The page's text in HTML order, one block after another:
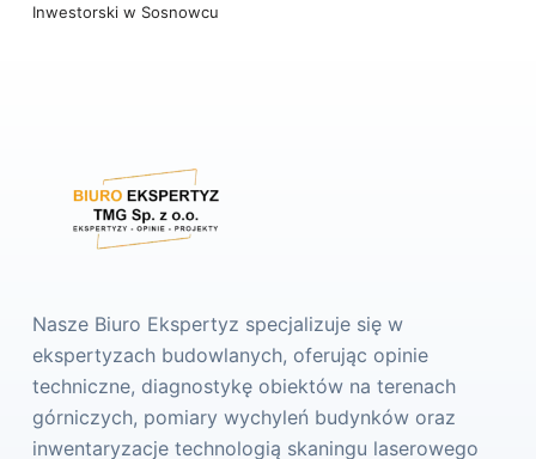
Inwestorski w Sosnowcu
Nasze Biuro Ekspertyz specjalizuje się w
ekspertyzach budowlanych, oferując opinie
techniczne, diagnostykę obiektów na terenach
górniczych, pomiary wychyleń budynków oraz
inwentaryzacje technologią skaningu laserowego